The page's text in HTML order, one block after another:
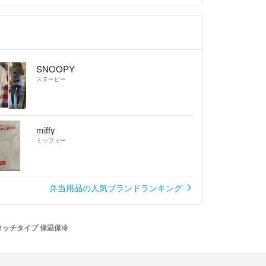
SNOOPY
スヌーピー
miffy
ミッフィー
弁当用品の人気ブランドランキング
ッチタイプ 保温保冷